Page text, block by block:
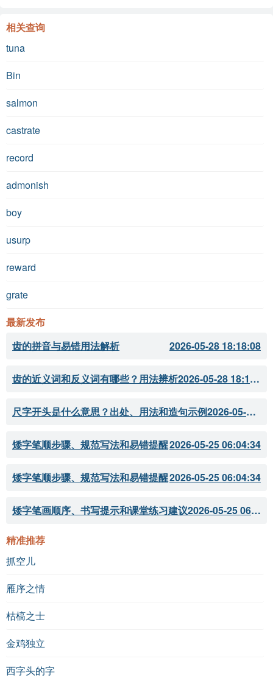
相关查询
tuna
Bin
salmon
castrate
record
admonish
boy
usurp
reward
grate
最新发布
齿的拼音与易错用法解析
2026-05-28 18:18:08
齿的近义词和反义词有哪些？用法辨析 2026-05-28 18:18:07
尺字开头是什么意思？出处、用法和造句示例 2026-05-28 18:18:05
矮字笔顺步骤、规范写法和易错提醒2026-05-25 06:04:34
矮字笔顺步骤、规范写法和易错提醒2026-05-25 06:04:34
矮字笔画顺序、书写提示和课堂练习建议 2026-05-25 06:04:33
精准推荐
抓空儿
雁序之情
枯槁之士
金鸡独立
西字头的字